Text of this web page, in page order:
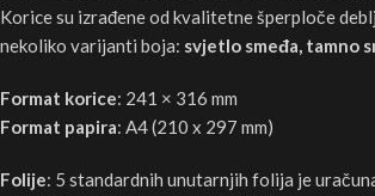
Korice su izrađene od kvalitetne šperploče
nekoliko varijanti boja: svjetlo smeđa, tamno
Format korice: 241 × 316 mm
Format papira: A4 (210 x 297 mm)
Folije: 5 standardnih unutarnjih folija je